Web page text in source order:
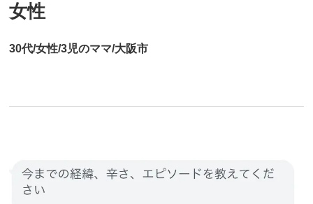
女性
30代/女性/3児のママ/大阪市